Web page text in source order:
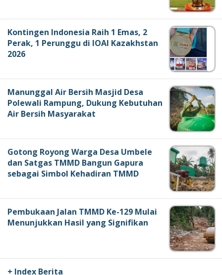
Kontingen Indonesia Raih 1 Emas, 2
Perak, 1 Perunggu di IOAI Kazakhstan
2026
Manunggal Air Bersih Masjid Desa
Polewali Rampung, Dukung Kebutuhan
Air Bersih Masyarakat
Gotong Royong Warga Desa Umbele
dan Satgas TMMD Bangun Gapura
sebagai Simbol Kehadiran TMMD
Pembukaan Jalan TMMD Ke-129 Mulai
Menunjukkan Hasil yang Signifikan
+ Index Berita